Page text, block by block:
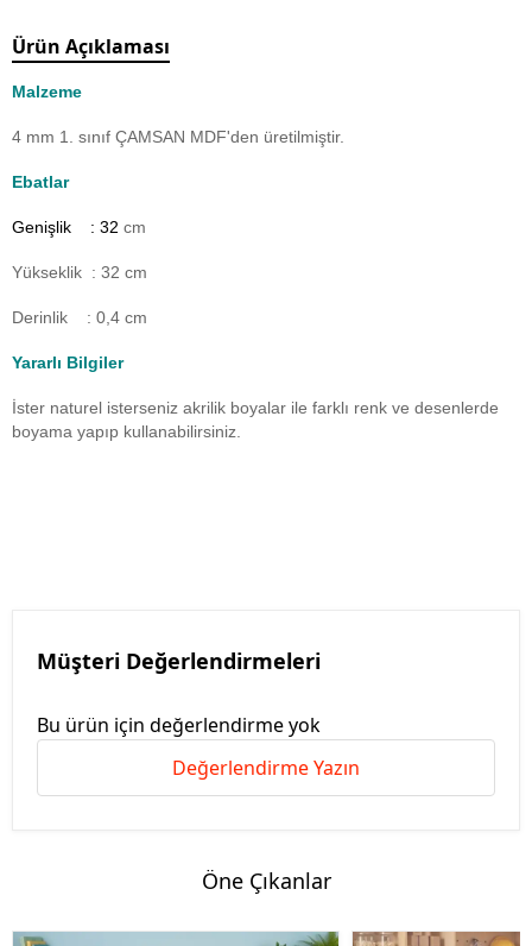
Ürün Açıklaması
Malzeme
4 mm 1. sınıf ÇAMSAN MDF'den üretilmiştir.
Ebatlar
Genişlik : 32 cm
Yükseklik : 32 cm
Derinlik : 0,4 cm
Yararlı Bilgiler
İster naturel isterseniz akrilik boyalar ile farklı renk ve desenlerde
boyama yapıp kullanabilirsiniz.
Müşteri Değerlendirmeleri
Bu ürün için değerlendirme yok
Değerlendirme Yazın
Öne Çıkanlar